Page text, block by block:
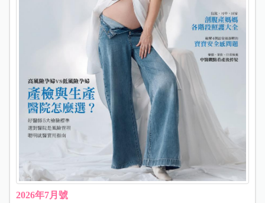
2026年7月號